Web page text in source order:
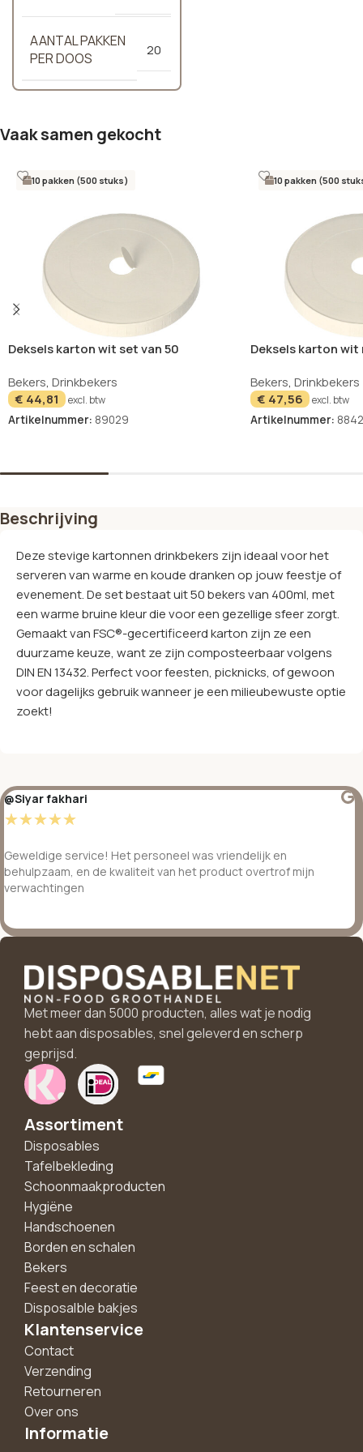
AANTAL PAKKEN
PER DOOS
20
Vaak samen gekocht
10 pakken (500 stuks)
Deksels karton wit set van 50
Bekers, Drinkbekers
€ 44,81 excl. btw
Artikelnummer: 89029
10 pakken (500
Deksels karton
Bekers, Drinkbekers
€ 47,56 excl. btw
Artikelnummer:
Beschrijving
Deze stevige kartonnen drinkbekers zijn ideaal voor het
serveren van warme en koude dranken op jouw feestje of
evenement. De set bestaat uit 50 bekers van 400ml, met
een warme bruine kleur die voor een gezellige sfeer zorgt.
Gemaakt van FSC®-gecertificeerd karton zijn ze een
duurzame keuze, want ze zijn composteerbaar volgens
DIN EN 13432. Perfect voor feesten, picknicks, of gewoon
voor dagelijks gebruik wanneer je een milieubewuste optie
zoekt!
@Siyar fakhari
☆☆☆☆☆
Geweldige service! Het personeel was vriendelijk en
behulpzaam, en de kwaliteit van het product overtrof mijn
verwachtingen
Met meer dan 5000 producten, alles wat je nodig
hebt aan disposables, snel geleverd en scherp
geprijsd.
Assortiment
Disposables
Tafelbekleding
Schoonmaakproducten
Hygiëne
Handschoenen
Borden en schalen
Bekers
Feest en decoratie
Disposalble bakjes
Klantenservice
Contact
Verzending
Retourneren
Over ons
Informatie